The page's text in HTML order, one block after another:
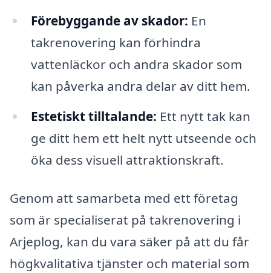
Förebyggande av skador: En
takrenovering kan förhindra
vattenläckor och andra skador som
kan påverka andra delar av ditt hem.
Estetiskt tilltalande: Ett nytt tak kan
ge ditt hem ett helt nytt utseende och
öka dess visuell attraktionskraft.
Genom att samarbeta med ett företag
som är specialiserat på takrenovering i
Arjeplog, kan du vara säker på att du får
högkvalitativa tjänster och material som